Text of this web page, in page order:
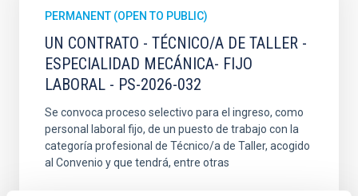
PERMANENT (OPEN TO PUBLIC)
UN CONTRATO - TÉCNICO/A DE TALLER -
ESPECIALIDAD MECÁNICA- FIJO
LABORAL - PS-2026-032
Se convoca proceso selectivo para el ingreso, como
personal laboral fijo, de un puesto de trabajo con la
categoría profesional de Técnico/a de Taller, acogido
al Convenio y que tendrá, entre otras